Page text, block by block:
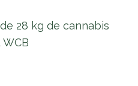
28 kg de cannabis
WCB